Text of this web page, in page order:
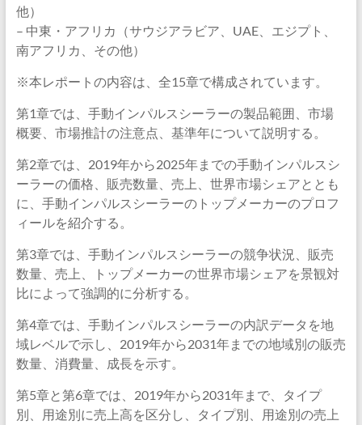
他）
– 中東・アフリカ（サウジアラビア、UAE、エジプト、
南アフリカ、その他）
※本レポートの内容は、全15章で構成されています。
第1章では、手動インパルスシーラーの製品範囲、市場
概要、市場推計の注意点、基準年について説明する。
第2章では、2019年から2025年までの手動インパルスシ
ーラーの価格、販売数量、売上、世界市場シェアととも
に、手動インパルスシーラーのトップメーカーのプロフ
ィールを紹介する。
第3章では、手動インパルスシーラーの競争状況、販売
数量、売上、トップメーカーの世界市場シェアを景観対
比によって強調的に分析する。
第4章では、手動インパルスシーラーの内訳データを地
域レベルで示し、2019年から2031年までの地域別の販売
数量、消費量、成長を示す。
第5章と第6章では、2019年から2031年まで、タイプ
別、用途別に売上高を区分し、タイプ別、用途別の売上